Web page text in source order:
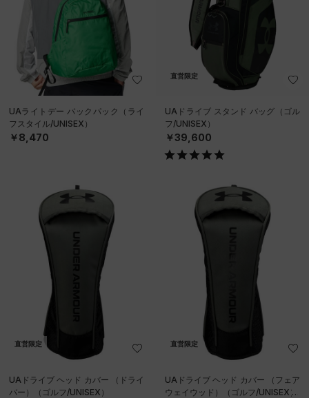
UAライトデー バックパック（ライ
フスタイル/UNISEX）
￥8,470
直営限定
UAドライブ スタンド バッグ（ゴル
フ/UNISEX）
￥39,600
直営限定
UAドライブ ヘッド カバー （ドライ
バー）（ゴルフ/UNISEX）
直営限定
UAドライブ ヘッド カバー （フェア
ウェイウッド）（ゴルフ/UNISEX）